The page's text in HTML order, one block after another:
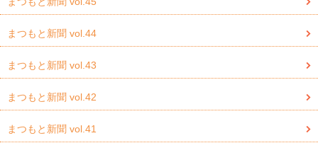
まつもと新聞 vol.44
まつもと新聞 vol.43
まつもと新聞 vol.42
まつもと新聞 vol.41